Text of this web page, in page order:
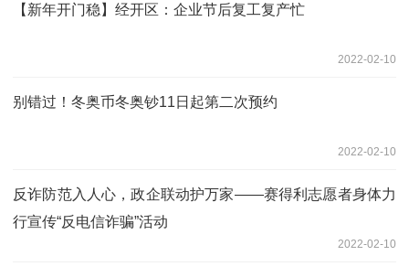
【新年开门稳】经开区：企业节后复工复产忙
2022-02-10
别错过！冬奥币冬奥钞11日起第二次预约
2022-02-10
反诈防范入人心，政企联动护万家——赛得利志愿者身体力
行宣传“反电信诈骗”活动
2022-02-10